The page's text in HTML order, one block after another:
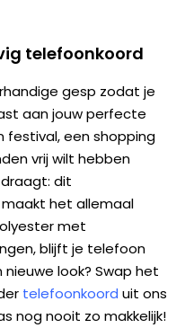
telefoonkoord
gesp zodat je
aan jouw perfecte
festival, een shopping
vrij wilt hebben
dit
het allemaal
met
blijft je telefoon
look? Swap het
telefoonkoord uit ons
nog nooit zo makkelijk!